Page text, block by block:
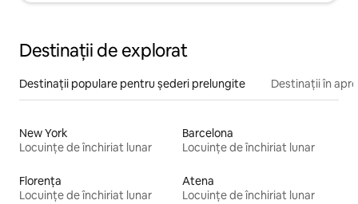
Destinații de explorat
Destinații populare pentru șederi prelungite Destinații în
New York
Locuințe de închiriat lunar
Barcelona
Locuințe de închiriat lunar
Florența
Locuințe de închiriat lunar
Atena
Locuințe de închiriat lunar